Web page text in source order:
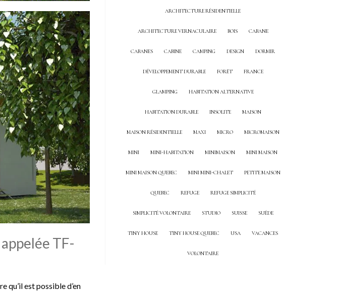
TF-
qu’il est possible d’en
ARCHITECTURE RÉSIDENTIELLE
ARCHITECTURE VERNACULAIRE BOIS CABANE
CABANES CABINE CAMPING DESIGN DORMIR
DÉVELOPPEMENT DURABLE FORÊT FRANCE
GLAMPING HABITATION ALTERNATIVE
HABITATION DURABLE INSOLITE MAISON
MAISON RÉSIDENTIELLE MAXI MICRO MICROMAISON
MINI MINI-HABITATION MINIMAISON MINI MAISON
MINI MAISON QUEBEC MINI MINI-CHALET PETITE MAISON
QUEBEC REFUGE REFUGE SIMPLICITÉ
SIMPLICITÉ VOLONTAIRE STUDIO SUISSE SUÈDE
TINY HOUSE TINY HOUSE QUEBEC USA VACANCES
VOLONTAIRE